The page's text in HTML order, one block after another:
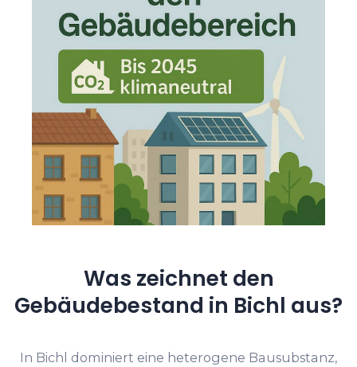
Was zeichnet den
Gebäudebestand in Bichl aus?
In Bichl dominiert eine heterogene Bausubstanz,